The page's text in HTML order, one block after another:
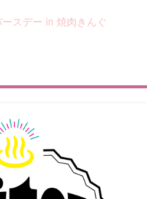
ースデー in 焼肉きんぐ